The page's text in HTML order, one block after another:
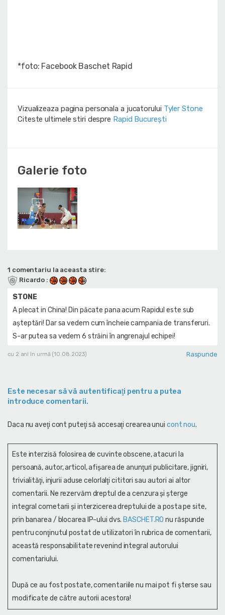
*foto: Facebook Baschet Rapid
Vizualizeaza pagina personala a jucatorului Tyler Stone
Citeste ultimele stiri despre Rapid București
Galerie foto
1 comentariu la aceasta stire:
Ricardo :
STONE
A plecat in China! Din păcate pana acum Rapidul este sub
așteptări! Dar sa vedem cum încheie campania de transferuri.
S-ar putea sa vedem 6 străini în angrenajul echipei!
cu 2 ani în urmă (10.08.2023) Raspunde
Este necesar să vă autentificaţi pentru a putea
introduce comentarii.
Daca nu aveţi cont puteţi să accesaţi crearea unui cont nou.
Este interzisă folosirea de cuvinte obscene, atacuri la
persoană, autor, articol, afişarea de anunţuri publicitare, jigniri,
trivialităţi, injurii aduse celorlalţi cititori sau autori ai altor
comentarii. Ne rezervăm dreptul de a cenzura și şterge
integral cometarii și interzicerea dreptului de a posta pe site,
prin banarea / blocarea IP-ului dvs. BASCHET.RO nu răspunde
pentru conţinutul postat de utilizatori în rubrica de comentarii,
această responsabilitate revenind integral autorului
comentariului.
După ce au fost postate, comentariile nu mai pot fi șterse sau
modificate de către autorii acestora!